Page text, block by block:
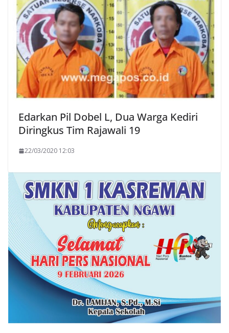
Edarkan Pil Dobel L, Dua Warga Kediri
Diringkus Tim Rajawali 19
22/03/2020 12:03